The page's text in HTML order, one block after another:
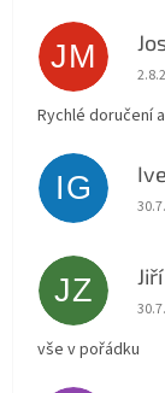
JM
Rychlé doručení
IG
JZ
vše v pořádku